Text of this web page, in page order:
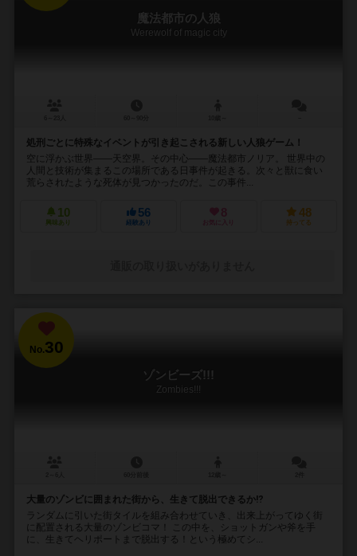
魔法都市の人狼
Werewolf of magic city
処刑ごとに特殊なイベントが引き起こされる新しい人狼ゲーム！
空に浮かぶ世界――天空界。その中心――魔法都市ノリア。 世界中の
人間と技術が集まるこの場所である日事件が起きる。次々と獣に食い
荒らされたような死体が見つかったのだ。この事件...
10
興味あり
56
経験あり
8
お気に入り
48
持ってる
No.30
ゾンビーズ!!!
Zombies!!!
大量のゾンビに囲まれた街から、生きて脱出できるか⁉︎
ランダムに引いた街タイルを組み合わせていき、出来上がってゆく街
に配置される大量のゾンビコマ！ この中を、ショットガンや斧を手
に、生きてヘリポートまで脱出する！という極めてシ...